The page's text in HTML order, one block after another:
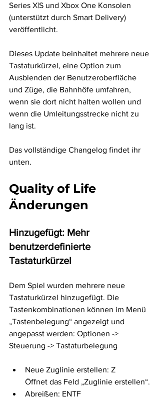
Series X|S und Xbox One Konsolen
(unterstützt durch Smart Delivery)
veröffentlicht.
Dieses Update beinhaltet mehrere neue
Tastaturkürzel, eine Option zum
Ausblenden der Benutzeroberfläche
und Züge, die Bahnhöfe umfahren,
wenn sie dort nicht halten wollen und
wenn die Umleitungsstrecke nicht zu
lang ist.
Das vollständige Changelog findet ihr
unten.
Quality of Life
Änderungen
Hinzugefügt: Mehr
benutzerdefinierte
Tastaturkürzel
Dem Spiel wurden mehrere neue
Tastaturkürzel hinzugefügt. Die
Tastenkombinationen können im Menü
„Tastenbelegung“ angezeigt und
angepasst werden: Optionen ->
Steuerung -> Tastaturbelegung
Neue Zuglinie erstellen: Z
Öffnet das Feld „Zuglinie erstellen“.
Abreißen: ENTF